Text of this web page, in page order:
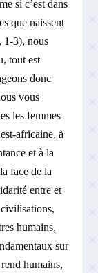
si c’est dans
que naissent
1-3), nous
tout est
donc
vous
les femmes
africaine, à
et à la
face de la
entre et
humains,
sur
humains,